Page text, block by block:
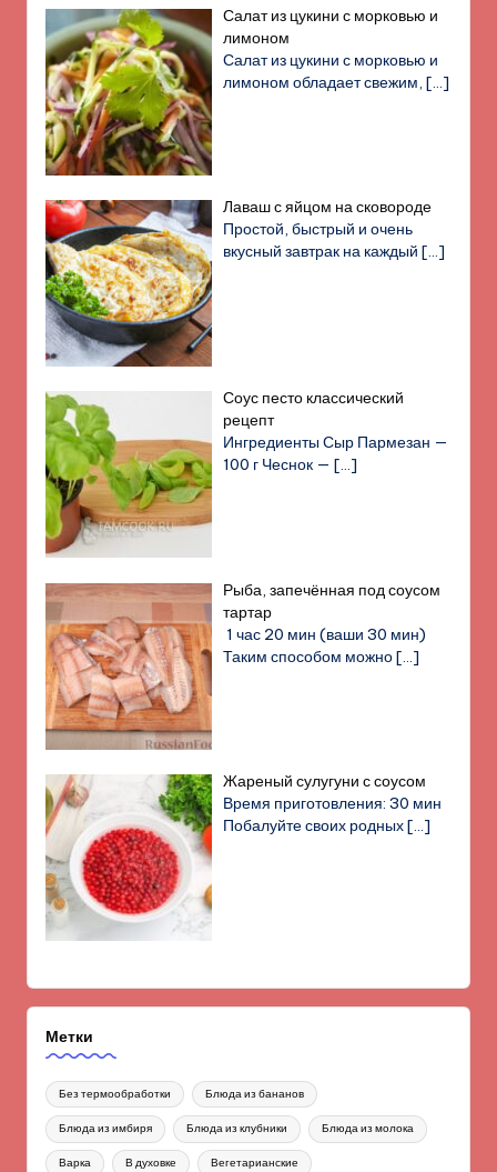
Салат из цукини с морковью и
лимоном
Салат из цукини с морковью и
лимоном обладает свежим,[…]
Лаваш с яйцом на сковороде
Простой, быстрый и очень
вкусный завтрак на каждый[…]
Соус песто классический
рецепт
Ингредиенты Сыр Пармезан —
100 г Чеснок —[…]
Рыба, запечённая под соусом
тартар
1 час 20 мин (ваши 30 мин)
Таким способом можно[…]
Жареный сулугуни с соусом
Время приготовления: 30 мин
Побалуйте своих родных[…]
Метки
Без термообработки Блюда из бананов
Блюда из имбиря Блюда из клубники Блюда из молока
Варка В духовке Вегетарианские